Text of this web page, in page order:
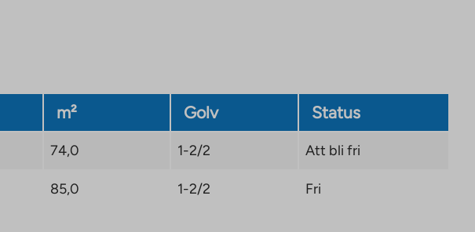
m² Golv Status
74,0 1-2/2 Att bli fri
85,0 1-2/2 Fri